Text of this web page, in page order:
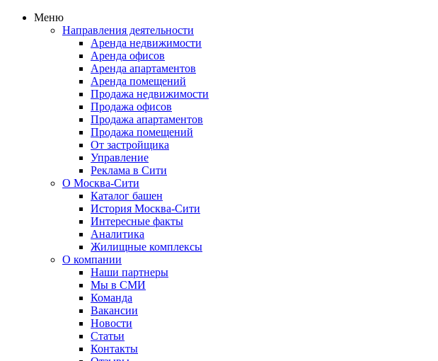
Меню
Направления деятельности
Аренда недвижимости
Аренда офисов
Аренда апартаментов
Аренда помещений
Продажа недвижимости
Продажа офисов
Продажа апартаментов
Продажа помещений
От застройщика
Управление
Реклама в Сити
О Москва-Сити
Каталог башен
История Москва-Сити
Интересные факты
Аналитика
Жилищные комплексы
О компании
Наши партнеры
Мы в СМИ
Команда
Вакансии
Новости
Статьи
Контакты